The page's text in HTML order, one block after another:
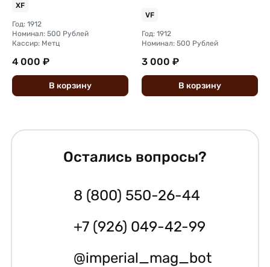
XF
Год: 1912
Номинал: 500 Рублей
Кассир: Метц
4 000 ₽
В корзину
VF
Год: 1912
Номинал: 500 Рублей
3 000 ₽
В корзину
Остались вопросы?
8 (800) 550-26-44
+7 (926) 049-42-99
@imperial_mag_bot